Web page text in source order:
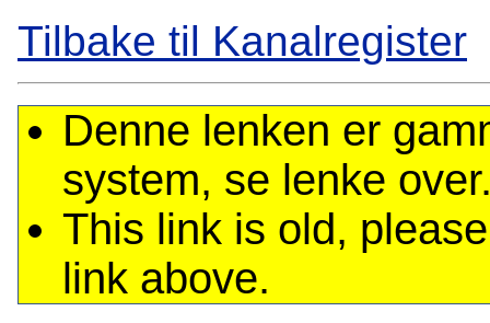
Tilbake til Kanalregister
Denne lenken er
system, se lenke
This link is old,
link above.